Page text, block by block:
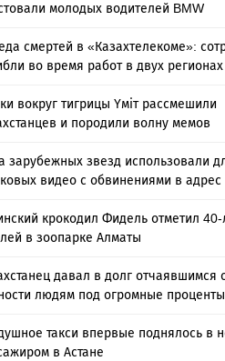
молодых водителей BMW
смертей в «Казахтелекоме»:
во время работ в двух регионах
вокруг тигрицы Үміт рассмешили
и породили волну мемов
зарубежных звезд использовали
видео с обвинениями в адрес
крокодил Фидель отметил 40-
в зоопарке Алматы
давал в долг отчаявшимся
людям под огромные проценты
такси впервые поднялось в
в Астане